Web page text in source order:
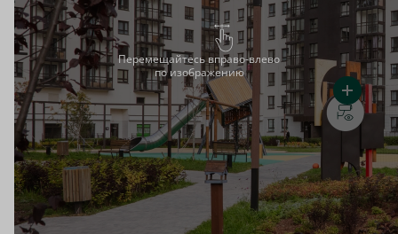
Перемещайтесь вправо-влево
по изображению